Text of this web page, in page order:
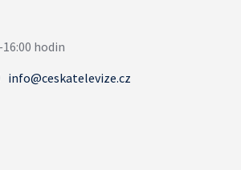
info@ceskatelevize.cz